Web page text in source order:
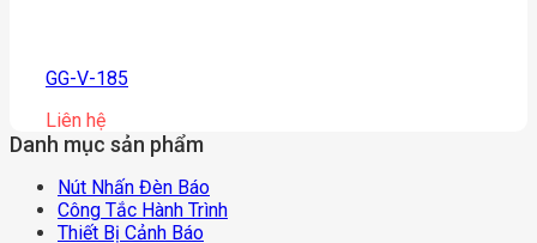
GG-V-185
Liên hệ
Danh mục sản phẩm
Nút Nhấn Đèn Báo
Công Tắc Hành Trình
Thiết Bị Cảnh Báo